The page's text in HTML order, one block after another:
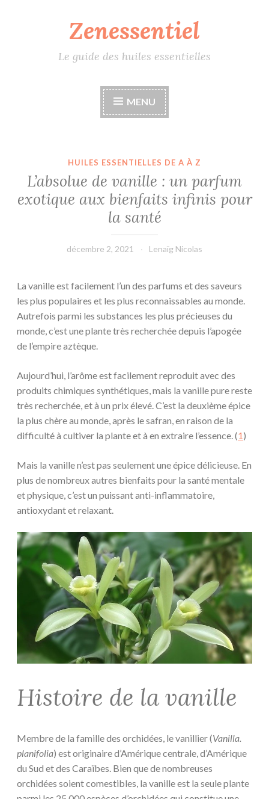
Zenessentiel
Le guide des huiles essentielles
MENU
HUILES ESSENTIELLES DE A À Z
L’absolue de vanille : un parfum
exotique aux bienfaits infinis pour
la santé
décembre 2, 2021 Lenaïg Nicolas
La vanille est facilement l’un des parfums et des saveurs
les plus populaires et les plus reconnaissables au monde.
Autrefois parmi les substances les plus précieuses du
monde, c’est une plante très recherchée depuis l’apogée
de l’empire aztèque.
Aujourd’hui, l’arôme est facilement reproduit avec des
produits chimiques synthétiques, mais la vanille pure reste
très recherchée, et à un prix élevé. C’est la deuxième épice
la plus chère au monde, après le safran, en raison de la
difficulté à cultiver la plante et à en extraire l’essence. (1)
Mais la vanille n’est pas seulement une épice délicieuse. En
plus de nombreux autres bienfaits pour la santé mentale
et physique, c’est un puissant anti-inflammatoire,
antioxydant et relaxant.
Histoire de la vanille
Membre de la famille des orchidées, le vanillier (Vanilla.
planifolia) est originaire d’Amérique centrale, d’Amérique
du Sud et des Caraïbes. Bien que de nombreuses
orchidées soient comestibles, la vanille est la seule plante